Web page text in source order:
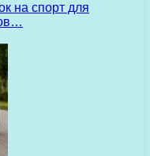
на спорт для